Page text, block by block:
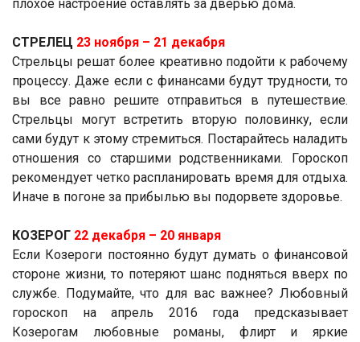
плохое настроение оставлять за дверью дома.
СТРЕЛЕЦ 23 ноября ­– 21 декабря
Стрельцы решат более креативно подойти к рабочему
процессу. Даже если с финансами будут трудности, то
вы все равно решите отправиться в путешествие.
Стрельцы могут встретить вторую половинку, если
сами будут к этому стремиться. Постарайтесь наладить
отношения со старшими родственниками. Гороскоп
рекомендует четко распланировать время для отдыха.
Иначе в погоне за прибылью вы подорвете здоровье.
КОЗЕРОГ 22 декабря ­– 20 января
Если Козероги постоянно будут думать о финансовой
стороне жизни, то потеряют шанс подняться вверх по
службе. Подумайте, что для вас важнее? Любовный
гороскоп на апрель 2016 года предсказывает
Козерогам любовные романы, флирт и яркие